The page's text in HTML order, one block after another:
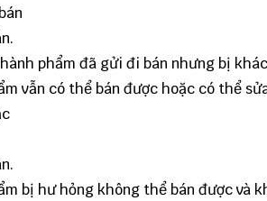
phẩm đã gửi đi bán nhưng bị
vẫn có thể bán được hoặc có thể
bị hư hỏng không thể bán được và